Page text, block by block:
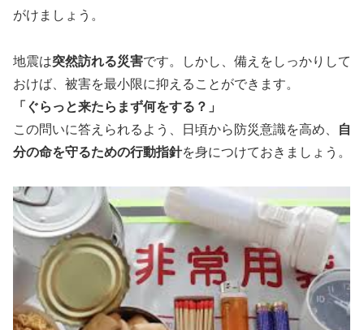
がけましょう。
地震は突然訪れる災害です。しかし、備えをしっかりして
おけば、被害を最小限に抑えることができます。
「ぐらっと来たらまず何をする？」
この問いに答えられるよう、日頃から防災意識を高め、
自
分の命を守るための行動指針を身につけておきましょう。